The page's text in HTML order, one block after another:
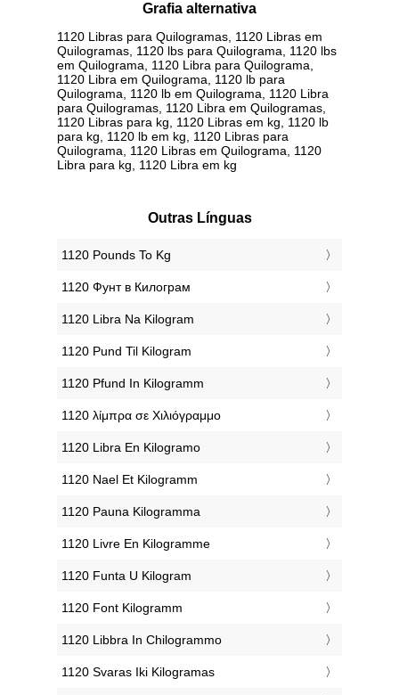
Grafia alternativa
1120 Libras para Quilogramas, 1120 Libras em
Quilogramas, 1120 lbs para Quilograma, 1120 lbs
em Quilograma, 1120 Libra para Quilograma,
1120 Libra em Quilograma, 1120 lb para
Quilograma, 1120 lb em Quilograma, 1120 Libra
para Quilogramas, 1120 Libra em Quilogramas,
1120 Libras para kg, 1120 Libras em kg, 1120 lb
para kg, 1120 lb em kg, 1120 Libras para
Quilograma, 1120 Libras em Quilograma, 1120
Libra para kg, 1120 Libra em kg
Outras Línguas
‎1120 Pounds To Kg
‎1120 Фунт в Килограм
‎1120 Libra Na Kilogram
‎1120 Pund Til Kilogram
‎1120 Pfund In Kilogramm
‎1120 λίμπρα σε Χιλιόγραμμο
‎1120 Libra En Kilogramo
‎1120 Nael Et Kilogramm
‎1120 Pauna Kilogramma
‎1120 Livre En Kilogramme
‎1120 Funta U Kilogram
‎1120 Font Kilogramm
‎1120 Libbra In Chilogrammo
‎1120 Svaras Iki Kilogramas